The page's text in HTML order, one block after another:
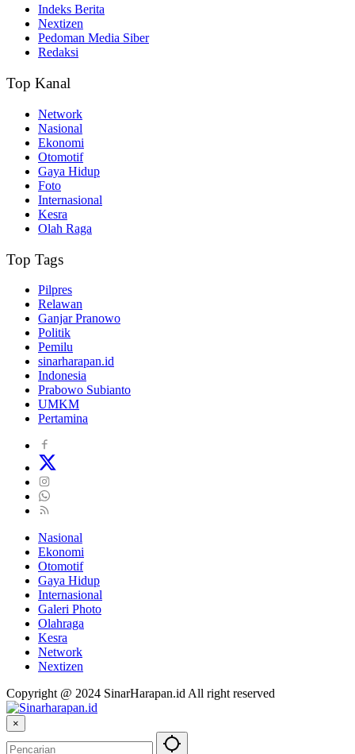
Indeks Berita
Nextizen
Pedoman Media Siber
Redaksi
Top Kanal
Network
Nasional
Ekonomi
Otomotif
Gaya Hidup
Foto
Internasional
Kesra
Olah Raga
Top Tags
Pilpres
Relawan
Ganjar Pranowo
Politik
Pemilu
sinarharapan.id
Indonesia
Prabowo Subianto
UMKM
Pertamina
Nasional
Ekonomi
Otomotif
Gaya Hidup
Internasional
Galeri Photo
Olahraga
Kesra
Network
Nextizen
Copyright @ 2024 SinarHarapan.id All right reserved
×